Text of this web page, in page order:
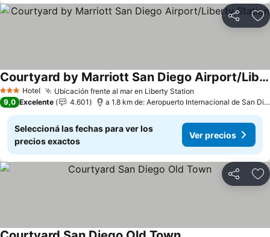
Compartir
3 Estrellas
Hotel Ubicación frente al mar en Liberty Station
Courtyard by Marriott San Diego Airport/Liberty Station
Ver precios
9,0 Excelente 4.601 a 1.8 km de: Aeropuerto Internacional de San
Seleccioná las fechas para ver los
precios exactos
Ver precios
Compartir